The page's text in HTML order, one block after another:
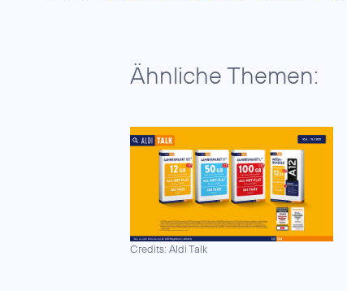
Ähnliche Themen:
Credits: Aldi Talk